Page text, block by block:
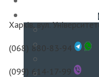
Харків, вул.
(068) 880-83-94
(099) 614-17-99